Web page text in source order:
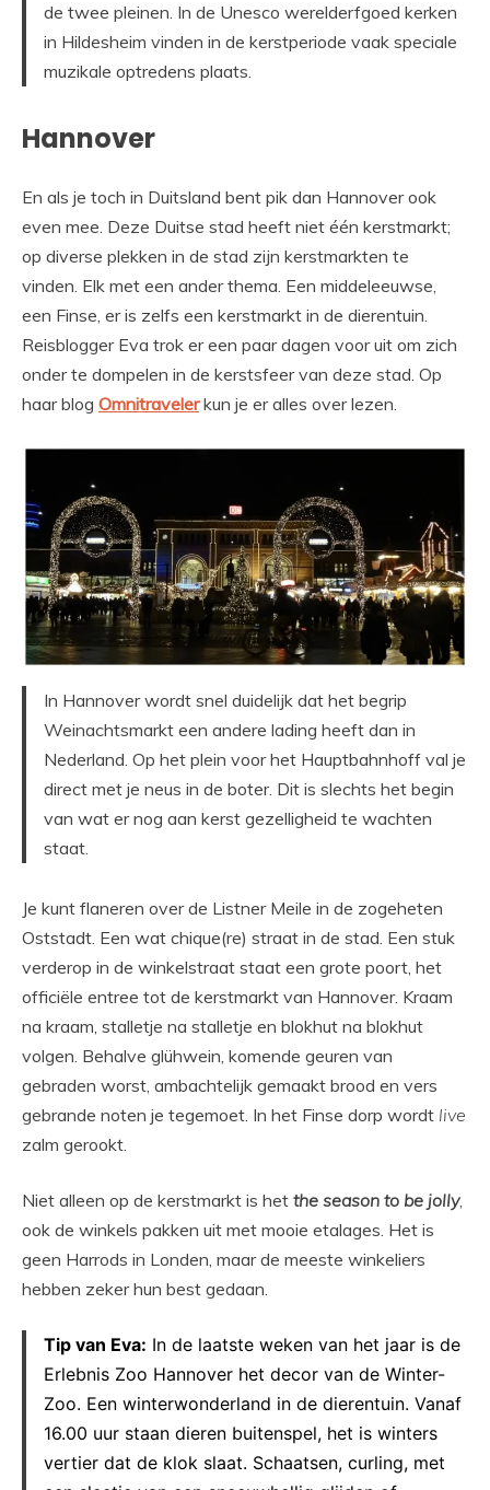
de twee pleinen. In de Unesco werelderfgoed kerken
in Hildesheim vinden in de kerstperiode vaak speciale
muzikale optredens plaats.
Hannover
En als je toch in Duitsland bent pik dan Hannover ook
even mee. Deze Duitse stad heeft niet één kerstmarkt;
op diverse plekken in de stad zijn kerstmarkten te
vinden. Elk met een ander thema. Een middeleeuwse,
een Finse, er is zelfs een kerstmarkt in de dierentuin.
Reisblogger Eva trok er een paar dagen voor uit om zich
onder te dompelen in de kerstsfeer van deze stad. Op
haar blog Omnitravelerkun je er alles over lezen.
In Hannover wordt snel duidelijk dat het begrip
Weinachtsmarkt een andere lading heeft dan in
Nederland. Op het plein voor het Hauptbahnhoff val je
direct met je neus in de boter. Dit is slechts het begin
van wat er nog aan kerst gezelligheid te wachten
staat.
Je kunt flaneren over de Listner Meile in de zogeheten
Oststadt. Een wat chique(re) straat in de stad. Een stuk
verderop in de winkelstraat staat een grote poort, het
officiële entree tot de kerstmarkt van Hannover. Kraam
na kraam, stalletje na stalletje en blokhut na blokhut
volgen. Behalve glühwein, komende geuren van
gebraden worst, ambachtelijk gemaakt brood en vers
gebrande noten je tegemoet. In het Finse dorp wordt live
zalm gerookt.
Niet alleen op de kerstmarkt is het the season to be jolly,
ook de winkels pakken uit met mooie etalages. Het is
geen Harrods in Londen, maar de meeste winkeliers
hebben zeker hun best gedaan.
Tip van Eva: In de laatste weken van het jaar is de
Erlebnis Zoo Hannover het decor van de Winter-
Zoo. Een winterwonderland in de dierentuin. Vanaf
16.00 uur staan dieren buitenspel, het is winters
vertier dat de klok slaat. Schaatsen, curling, met